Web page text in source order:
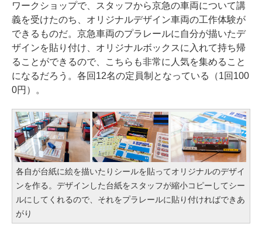
ワークショップで、スタッフから京急の車両について講
義を受けたのち、オリジナルデザイン車両の工作体験が
できるものだ。京急車両のプラレールに自分が描いたデ
ザインを貼り付け、オリジナルボックスに入れて持ち帰
ることができるので、こちらも非常に人気を集めること
になるだろう。各回12名の定員制となっている（1回100
0円）。
各自が台紙に絵を描いたりシールを貼ってオリジナルのデザイ
ンを作る。デザインした台紙をスタッフが縮小コピーしてシー
ルにしてくれるので、それをプラレールに貼り付ければできあ
がり